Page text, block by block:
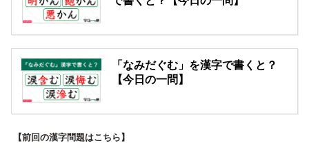
「なみだぐむ」を漢字で書くと？
【今日の一問】
【前回の漢字問題はこちら】